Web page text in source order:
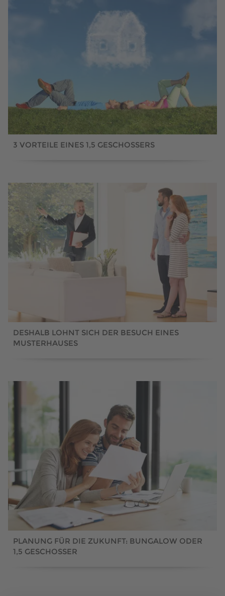
3 VORTEILE EINES 1,5 GESCHOSSERS
DESHALB LOHNT SICH DER BESUCH EINES
MUSTERHAUSES
PLANUNG FÜR DIE ZUKUNFT: BUNGALOW ODER
1,5 GESCHOSSER